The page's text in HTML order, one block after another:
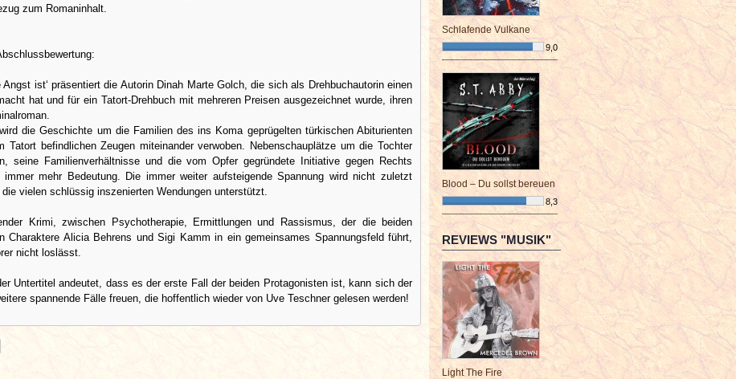
zum Romaninhalt.
Angst ist‘ präsentiert die Autorin Dinah Marte Golch, die sich als Drehbuchautorin einen
hat und für ein Tatort-Drehbuch mit mehreren Preisen ausgezeichnet wurde, ihren
die Geschichte um die Familien des ins Koma geprügelten türkischen Abiturienten
Tatort befindlichen Zeugen miteinander verwoben. Nebenschauplätze um die Tochter
seine Familienverhältnisse und die vom Opfer gegründete Initiative gegen Rechts
immer mehr Bedeutung. Die immer weiter aufsteigende Spannung wird nicht zuletzt
vielen schlüssig inszenierten Wendungen unterstützt.
Krimi, zwischen Psychotherapie, Ermittlungen und Rassismus, der die beiden
Charaktere Alicia Behrens und Sigi Kamm in ein gemeinsames Spannungsfeld führt,
nicht loslässt.
Untertitel andeutet, dass es der erste Fall der beiden Protagonisten ist, kann sich der
spannende Fälle freuen, die hoffentlich wieder von Uve Teschner gelesen werden!
Schlafende Vulkane
9,0
¯¯¯¯¯¯¯¯¯¯¯¯¯¯¯¯¯¯¯¯¯¯¯¯
Blood – Du sollst bereuen
8,3
¯¯¯¯¯¯¯¯¯¯¯¯¯¯¯¯¯¯¯¯¯¯¯¯
REVIEWS "MUSIK"
Light The Fire